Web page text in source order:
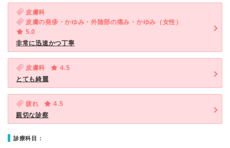
皮膚科
皮膚の発疹・かゆみ・外陰部の痛み・かゆみ（女性）
5.0
非常に迅速かつ丁寧
皮膚科
4.5
とても綺麗
疲れ
4.5
親切な診察
診療科目：